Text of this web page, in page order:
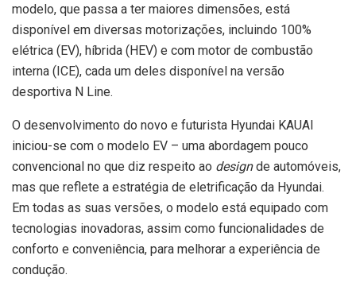
modelo, que passa a ter maiores dimensões, está
disponível em diversas motorizações, incluindo 100%
elétrica (EV), híbrida (HEV) e com motor de combustão
interna (ICE), cada um deles disponível na versão
desportiva N Line.
O desenvolvimento do novo e futurista Hyundai KAUAI
iniciou-se com o modelo EV – uma abordagem pouco
convencional no que diz respeito ao designde automóveis,
mas que reflete a estratégia de eletrificação da Hyundai.
Em todas as suas versões, o modelo está equipado com
tecnologias inovadoras, assim como funcionalidades de
conforto e conveniência, para melhorar a experiência de
condução.